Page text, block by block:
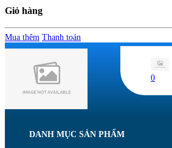
Giỏ hàng
Mua thêm Thanh toán
0
DANH MỤC SẢN PHẨM